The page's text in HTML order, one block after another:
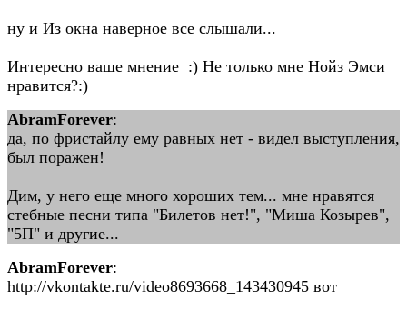
ну и Из окна наверное все слышали...
Интересно ваше мнение :) Не только мне Нойз Эмси
нравится?:)
AbramForever:
да, по фристайлу ему равных нет - видел выступления,
был поражен!
Дим, у него еще много хороших тем... мне нравятся
стебные песни типа "Билетов нет!", "Миша Козырев",
"5П" и другие...
AbramForever:
http://vkontakte.ru/video8693668_143430945 вот